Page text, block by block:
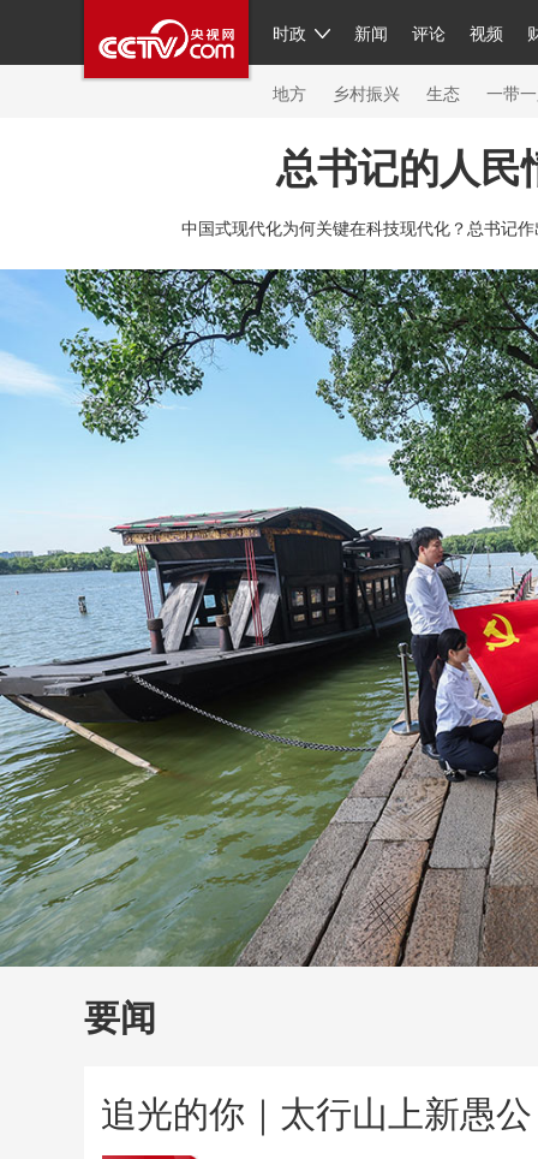
时政 新闻 评论 视频
人民领袖习近平 联播+ 中国
直播 片库 栏目大全 节目单
繁体 海外频道 iPanda
地方 乡村振兴 生态 一带
网络春晚 共产党员网 秧纪录 纪
新闻 国内 国际 评论 经济 军事 科技
人民领袖习近平 联播+ 热解读 天天学习 习
视频 小央视频 小央直播 直播中国 熊猫频
现场 快看 蓝海中国 新兵请入
2026年世界杯 2026年冬奥
VIP会员 CCTV奥林匹克频道 生活体育大会
财经 教育 乡村振兴 生态环境 一带一路
大国智造 大国展会 大国保险 云顶对话 云
CCTV.节目官网 直播 节目单 栏目 片库
总书记的人民
中国式现代化为何关键在科技现代化？总书记
要闻
追光的你｜太行山上新愚公